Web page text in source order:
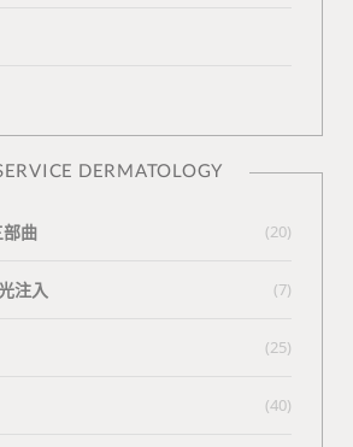
DERMATOLOGY
曲 (20)
注入 (7)
(25)
(40)